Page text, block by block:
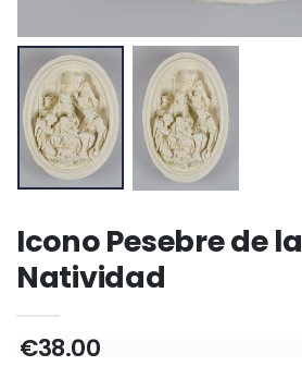
Pastillas de Menta con Agua de Lourdes - 130 gramos
€7.90
€5.50 €4.95
Icono Pesebre de la
Natividad
€38.00